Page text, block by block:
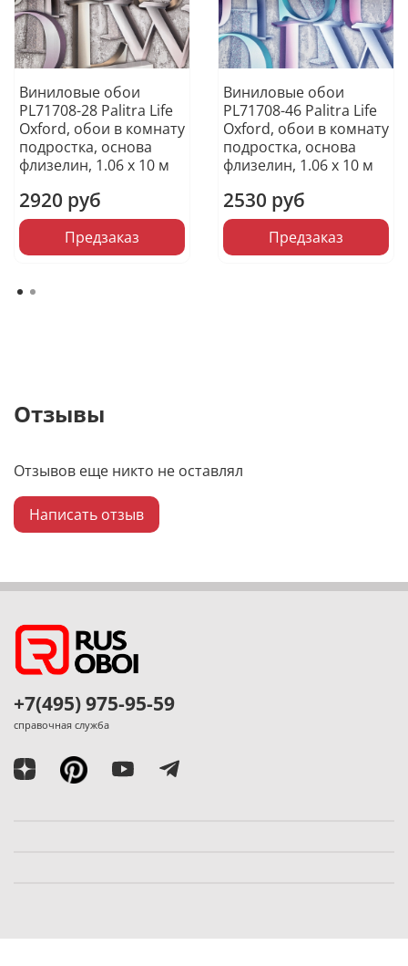
Виниловые обои
PL71708-28 Palitra Life
Oxford, обои в комнату
подростка, основа
флизелин, 1.06 х 10 м
2920 руб
Предзаказ
Виниловые обои
PL71708-46 Palitra Life
Oxford, обои в комнату
подростка, основа
флизелин, 1.06 х 10 м
2530 руб
Предзаказ
Отзывы
Отзывов еще никто не оставлял
Написать отзыв
+7(495) 975-95-59
справочная служба